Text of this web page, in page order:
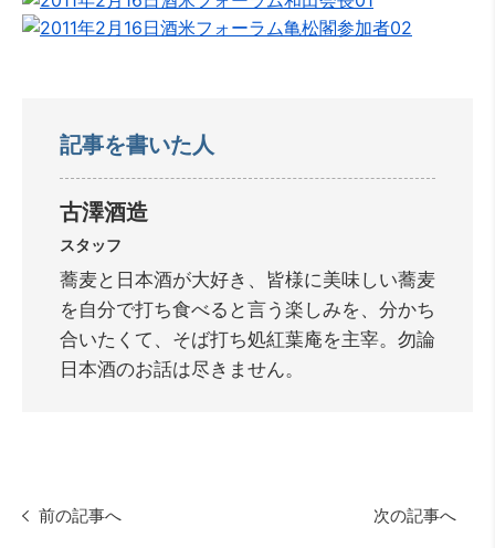
記事を書いた人
古澤酒造
スタッフ
蕎麦と日本酒が大好き、皆様に美味しい蕎麦
を自分で打ち食べると言う楽しみを、分かち
合いたくて、そば打ち処紅葉庵を主宰。勿論
日本酒のお話は尽きません。
前の記事へ 次の記事へ